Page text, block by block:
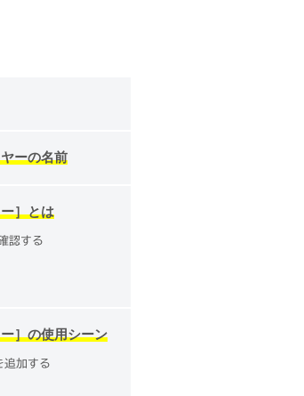
ーの名前
］とは
認する
］の使用シーン
追加する